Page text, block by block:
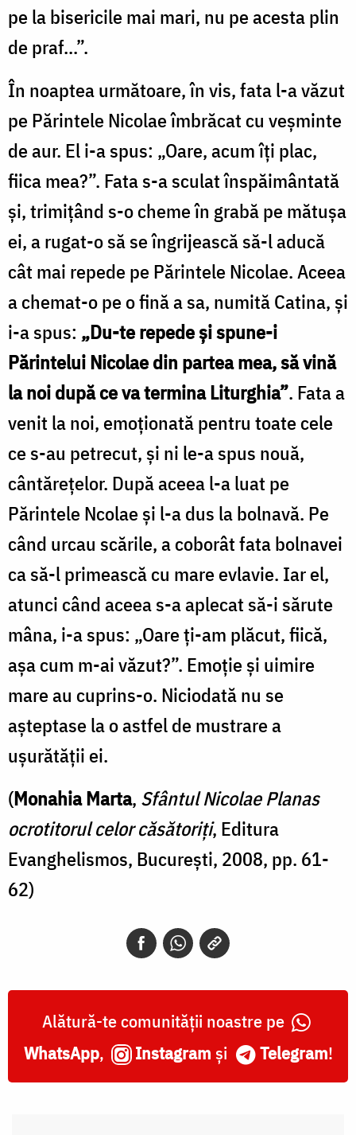
pe la bisericile mai mari, nu pe acesta plin
de praf...”.
În noaptea următoare, în vis, fata l-a văzut
pe Părin­tele Nicolae îmbrăcat cu veșminte
de aur. El i-a spus: „Oare, acum îți plac,
fiica mea?”. Fata s-a sculat înspăi­mântată
și, trimițând s-o cheme în grabă pe mătușa
ei, a rugat-o să se îngrijească să-l aducă
cât mai repede pe Părintele Nicolae. Aceea
a chemat-o pe o fină a sa, numită Catina, și
i-a spus: „Du-te repede și spune-i
Părintelui Nicolae din partea mea, să vină
la noi după ce va termina Liturghia”. Fata a
venit la noi, emoțio­nată pentru toate cele
ce s-au petrecut, și ni le-a spus nouă,
cântărețelor. După aceea l-a luat pe
Părintele Ncolae și l-a dus la bolnavă. Pe
când urcau scările, a coborât fata bolnavei
ca să-l primească cu mare evlavie. Iar el,
atunci când aceea s-a aplecat să-i sărute
mâna, i-a spus: „Oare ți-am plăcut, fiică,
așa cum m-ai văzut?”. Emoție și uimire
mare au cuprins-o. Niciodată nu se
așteptase la o astfel de mustrare a
ușurătății ei.
(Monahia Marta, Sfântul Nicolae Planas
ocrotitorul celor căsătoriți, Editura
Evanghelismos, București, 2008, pp. 61-
62)
Alătură-te comunității noastre pe
WhatsApp, Instagram și Telegram!